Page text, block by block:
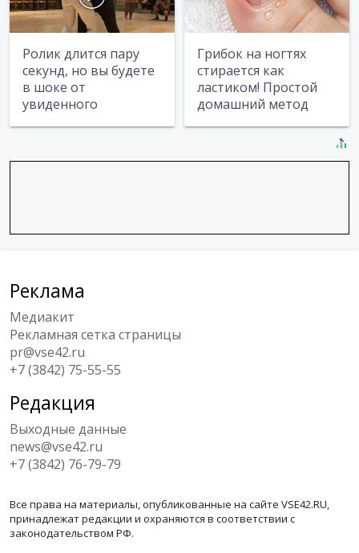
Ролик длится пару
секунд, но вы будете
в шоке от
увиденного
Грибок на ногтях
стирается как
ластиком! Простой
домашний метод
Реклама
Медиакит
Рекламная сетка страницы
pr@vse42.ru
+7 (3842) 75-55-55
Редакция
Выходные данные
news@vse42.ru
+7 (3842) 76-79-79
Все права на материалы, опубликованные на сайте VSE42.RU,
принадлежат редакции и охраняются в соответствии с
законодательством РФ.